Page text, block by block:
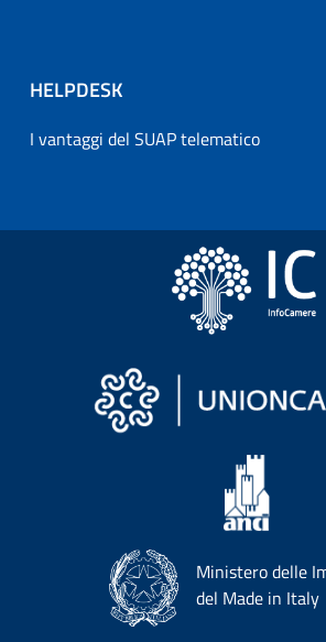
HELPDESK
I vantaggi del SUAP telematico
Ministero delle
del Made in Italy